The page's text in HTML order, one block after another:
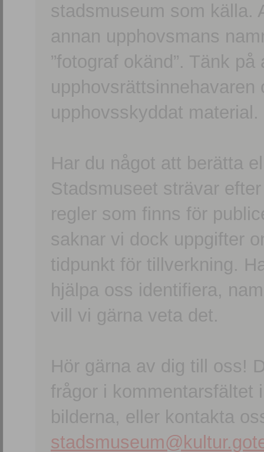
stadsmuseum som källa.
annan upphovsmans
”fotograf okänd”. Tänk
upphovsskyddat material.
Har du något att berätta
Stadsmuseet strävar
regler som finns för
saknar vi dock uppgifter
tidpunkt för tillverkning.
hjälpa oss identifiera,
vill vi gärna veta det.
Hör gärna av dig till oss!
frågor i kommentarsfältet
bilderna, eller kontakta